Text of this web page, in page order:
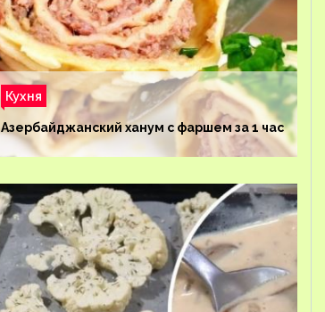
Кухня
Азербайджанский ханум с фаршем за 1 час